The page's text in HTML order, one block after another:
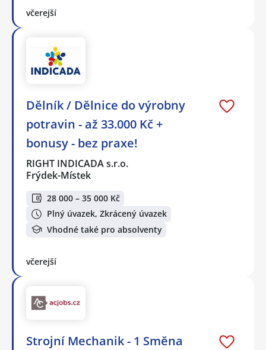
včerejší
Dělník / Dělnice do výrobny
potravin - až 33.000 Kč +
bonusy - bez praxe!
RIGHT INDICADA s.r.o.
Frýdek-Místek
28 000 – 35 000 Kč
Plný úvazek, Zkrácený úvazek
Vhodné také pro absolventy
včerejší
Strojní Mechanik - 1 Směna